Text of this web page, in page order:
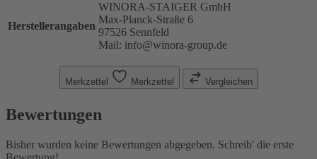
Herstellerangaben
WINORA-STAIGER GmbH
Max-Planck-Straße 6
97526 Sennfeld
Mail: info@winora-group.de
Merkzettel Merkzettel Vergleichen
Bewertungen
Bisher wurden keine Bewertungen abgegeben. Schreib' die erste